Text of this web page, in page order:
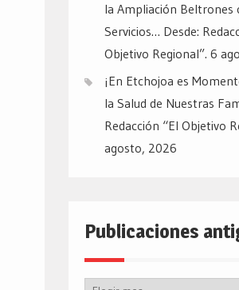
la Ampliación Beltrones
Servicios… Desde:
Objetivo Regional”. 6
¡En Etchojoa es
la Salud de Nuestras
Redacción “El Objetivo
agosto, 2026
Publicaciones